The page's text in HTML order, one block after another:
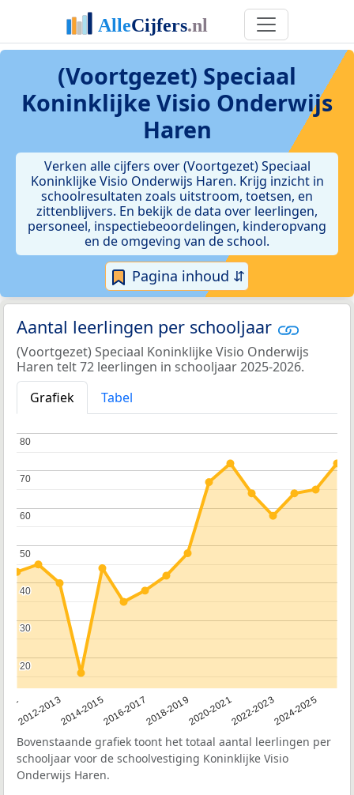
(Voortgezet) Speciaal
Koninklijke Visio Onderwijs
Haren
Verken alle cijfers over (Voortgezet) Speciaal
Koninklijke Visio Onderwijs Haren. Krijg inzicht in
schoolresultaten zoals uitstroom, toetsen, en
zittenblijvers. En bekijk de data over leerlingen,
personeel, inspectiebeoordelingen, kinderopvang
en de omgeving van de school.
Pagina inhoud ⇵
Aantal leerlingen per schooljaar
(Voortgezet) Speciaal Koninklijke Visio Onderwijs
Haren telt 72 leerlingen in schooljaar 2025-2026.
Grafiek
Tabel
2012-20132014-20152016-20172018-20192020-20212022-20232024-2025
20
20
30
30
40
40
50
50
60
60
70
70
80
80
Bovenstaande grafiek toont het totaal aantal leerlingen per
schooljaar voor de schoolvestiging Koninklijke Visio
Onderwijs Haren.